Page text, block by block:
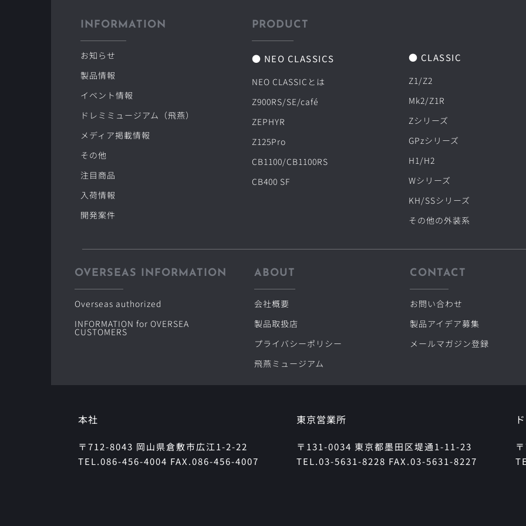
INFORMATION
お知らせ
製品情報
イベント情報
ドレミミュージアム（飛燕）
メディア掲載情報
その他
注目商品
入荷情報
開発案件
PRODUCT
● NEO CLASSICS
NEO CLASSICとは
Z900RS/SE/café
ZEPHYR
Z125Pro
CB1100/CB1100RS
CB400 SF
● CLASSIC
Z1/Z2
Mk2/Z1R
Zシリーズ
GPzシリーズ
H1/H2
Wシリーズ
KH/SSシリーズ
その他の外装系
OVERSEAS INFORMATION
Overseas authorized
INFORMATION for OVERSEA
CUSTOMERS
ABOUT
会社概要
製品取扱店
プライバシーポリシー
飛燕ミュージアム
CONTACT
お問い合わせ
製品アイデア募集
メールマガジン登録
本社
〒712-8043 岡山県倉敷市広江1-2-22
TEL.086-456-4004 FAX.086-456-4007
東京営業所
〒131-0034 東京都墨田区堤通1-11-23
TEL.03-5631-8228 FAX.03-5631-8227